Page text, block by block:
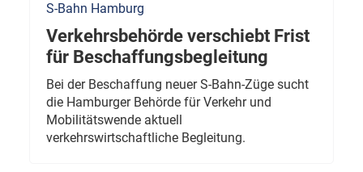
S-Bahn Hamburg
Verkehrsbehörde verschiebt Frist
für Beschaffungsbegleitung
Bei der Beschaffung neuer S-Bahn-Züge sucht
die Hamburger Behörde für Verkehr und
Mobilitätswende aktuell
verkehrswirtschaftliche Begleitung.